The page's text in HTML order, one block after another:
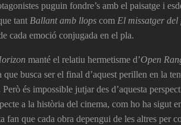
puguin fondre’s amb el paisatge i
tant Ballant amb llops com El missatger del
cada emoció conjugada en el pla.
manté el relatiu hermetisme d’Open
que busca ser el final d’aquest perillen en la
és impossible jutjar des d’aquesta
a la història del cinema, com ho ha sigut
fan que cada obra depengui de les altres per